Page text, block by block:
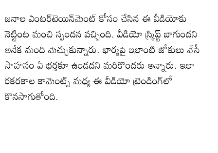
జనాల ఎంటర్‌టెయిన్‌మెంట్ కోసం చేసిన ఈ వీడియోకు
నెట్టింట మంచి స్పందన వచ్చింది. వీడియో స్క్రిప్ట్ బాగుందని
అనేక మంది మెచ్చుకున్నారు. భార్యపై ఇలాంటి జోకులు వేసే
సాహసం ఏ భర్తకూ ఉండదని మరికొందరు అన్నారు. ఇలా
రకరకాల కామెంట్స్ మధ్య ఈ వీడియో ట్రెండింగ్‌లో
కొనసాగుతోంది.